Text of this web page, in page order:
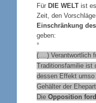
Für DIE WELT ist
Zeit, den
Einschränkung
geben:
°
(….) Verantwortlich
Traditionsfamilie ist
dessen Effekt
Gehälter der
Die Opposition